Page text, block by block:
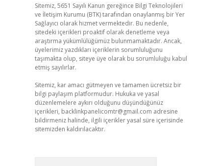
Sitemiz, 5651 Sayılı Kanun gereğince Bilgi Teknolojileri
ve İletişim Kurumu (BTK) tarafından onaylanmış bir Yer
Sağlayıcı olarak hizmet vermektedir. Bu nedenle,
sitedeki içerikleri proaktif olarak denetleme veya
araştırma yükümlülüğümüz bulunmamaktadır. Ancak,
üyelerimiz yazdıkları içeriklerin sorumluluğunu
taşımakta olup, siteye üye olarak bu sorumluluğu kabul
etmiş sayılırlar.
Sitemiz, kar amacı gütmeyen ve tamamen ücretsiz bir
bilgi paylaşım platformudur. Hukuka ve yasal
düzenlemelere aykırı olduğunu düşündüğünüz
içerikleri, backlinkpanelicomtr@gmail.com adresine
bildirmeniz halinde, ilgili içerikler yasal süre içerisinde
sitemizden kaldırılacaktır.